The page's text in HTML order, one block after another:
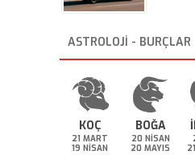
ASTROLOJİ - BURÇLAR
KOÇ
21 MART
19 NİSAN
BOĞA
20 NİSAN
20 MAYIS